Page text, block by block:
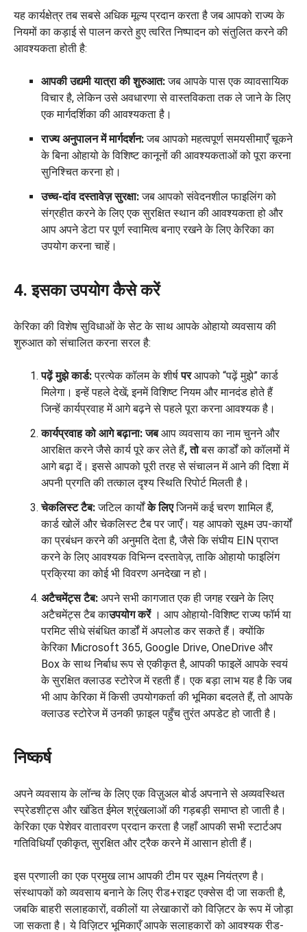
यह कार्यक्षेत्र तब सबसे अधिक मूल्य प्रदान करता है जब आपको राज्य के
नियमों का कड़ाई से पालन करते हुए त्वरित निष्पादन को संतुलित करने की
आवश्यकता होती है:
आपकी उद्यमी यात्रा की शुरुआत:जब आपके पास एक व्यावसायिक
विचार है, लेकिन उसे अवधारणा से वास्तविकता तक ले जाने के लिए
एक मार्गदर्शिका की आवश्यकता है।
राज्य अनुपालन में मार्गदर्शन:जब आपको महत्वपूर्ण समयसीमाएँ चूकने
के बिना ओहायो के विशिष्ट कानूनों की आवश्यकताओं को पूरा करना
सुनिश्चित करना हो।
उच्च-दांव दस्तावेज़ सुरक्षा:जब आपको संवेदनशील फाइलिंग को
संग्रहीत करने के लिए एक सुरक्षित स्थान की आवश्यकता हो और
आप अपने डेटा पर पूर्ण स्वामित्व बनाए रखने के लिए केरिका का
उपयोग करना चाहें।
4. इसका उपयोग कैसे करें
केरिका की विशेष सुविधाओं के सेट के साथ आपके ओहायो व्यवसाय की
शुरुआत को संचालित करना सरल है:
पढ़ें मुझे कार्ड:प्रत्येक कॉलम के शीर्षपरआपको “पढ़ें मुझे” कार्ड
मिलेगा। इन्हें पहले देखें; इनमें विशिष्ट नियम और मानदंड होते हैं
जिन्हें कार्यप्रवाह में आगे बढ़ने से पहले पूरा करना आवश्यक है।
कार्यप्रवाह को आगे बढ़ाना: जबआप व्यवसाय का नाम चुनने और
आरक्षित करने जैसे कार्य पूरे कर लेते हैं, तोबस कार्डों को कॉलमों में
आगे बढ़ा दें। इससे आपको पूरी तरह से संचालन में आने की दिशा में
अपनी प्रगति की तत्काल दृश्य स्थिति रिपोर्ट मिलती है।
चेकलिस्ट टैब:जटिल कार्योंके लिएजिनमें कई चरण शामिल हैं,
कार्ड खोलें और चेकलिस्ट टैब पर जाएँ। यह आपको सूक्ष्म उप-कार्यों
का प्रबंधन करने की अनुमति देता है, जैसे कि संघीय EIN प्राप्त
करने के लिए आवश्यक विभिन्न दस्तावेज़, ताकि ओहायो फाइलिंग
प्रक्रिया का कोई भी विवरण अनदेखा न हो।
अटैचमेंट्स टैब: अपने सभी कागजात एक ही जगह रखने के लिए
अटैचमेंट्स टैब काउपयोग करें । आप ओहायो-विशिष्ट राज्य फॉर्म या
परमिट सीधे संबंधित कार्डों में अपलोड कर सकते हैं। क्योंकि
केरिका Microsoft 365, Google Drive, OneDrive और
Box के साथ निर्बाध रूप से एकीकृत है, आपकी फाइलें आपके स्वयं
के सुरक्षित क्लाउड स्टोरेज में रहती हैं। एक बड़ा लाभ यह है कि जब
भी आप केरिका में किसी उपयोगकर्ता की भूमिका बदलते हैं, तो आपके
क्लाउड स्टोरेज में उनकी फ़ाइल पहुँच तुरंत अपडेट हो जाती है।
निष्कर्ष
अपने व्यवसाय के लॉन्च के लिए एक विज़ुअल बोर्ड अपनाने से अव्यवस्थित
स्प्रेडशीट्स और खंडित ईमेल श्रृंखलाओं की गड़बड़ी समाप्त हो जाती है।
केरिका एक पेशेवर वातावरण प्रदान करता है जहाँ आपकी सभी स्टार्टअप
गतिविधियाँ एकीकृत, सुरक्षित और ट्रैक करने में आसान होती हैं।
इस प्रणाली का एक प्रमुख लाभ आपकी टीम पर सूक्ष्म नियंत्रण है।
संस्थापकों को व्यवसाय बनाने के लिए रीड+राइट एक्सेस दी जा सकती है,
जबकि बाहरी सलाहकारों, वकीलों या लेखाकारों को विज़िटर के रूप में जोड़ा
जा सकता है। ये विज़िटर भूमिकाएँ आपके सलाहकारों को आवश्यक रीड-